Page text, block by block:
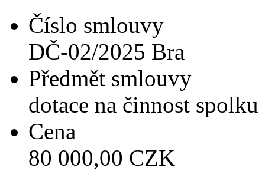
Číslo smlouvy
DČ-02/2025 Bra
Předmět smlouvy
dotace na činnost spolku
Cena
80 000,00 CZK